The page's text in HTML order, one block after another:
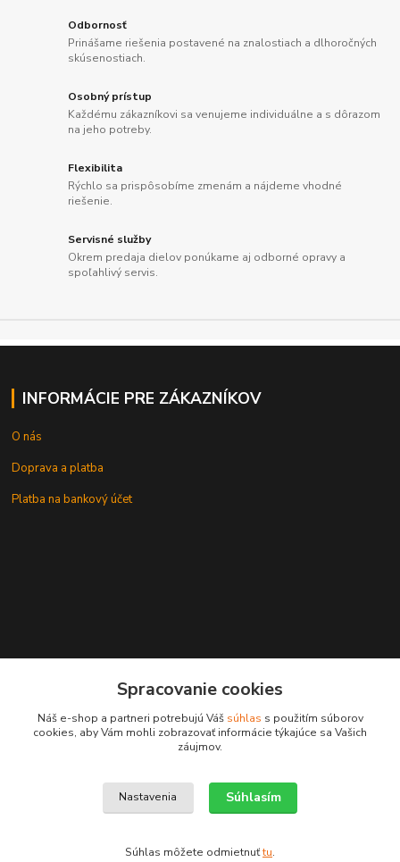
Odbornosť
Prinášame riešenia postavené na znalostiach a dlhoročných
skúsenostiach.
Osobný prístup
Každému zákazníkovi sa venujeme individuálne a s dôrazom
na jeho potreby.
Flexibilita
Rýchlo sa prispôsobíme zmenám a nájdeme vhodné
riešenie.
Servisné služby
Okrem predaja dielov ponúkame aj odborné opravy a
spoľahlivý servis.
INFORMÁCIE PRE ZÁKAZNÍKOV
O nás
Doprava a platba
Platba na bankový účet
leksunsro@gmail.com
Upravit sběr cookies.
Spracovanie cookies
Náš e-shop a partneri potrebujú Váš súhlas s použitím súborov
cookies, aby Vám mohli zobrazovať informácie týkajúce sa Vašich
záujmov.
Nastavenia Súhlasím
Súhlas môžete odmietnuťtu.